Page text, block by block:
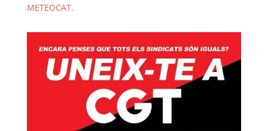
METEOCAT.